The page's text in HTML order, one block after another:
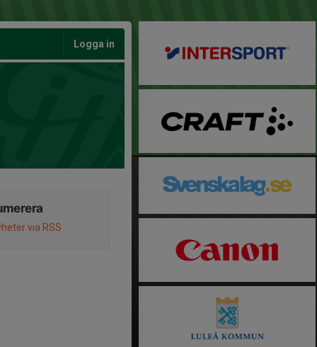
Logga in
via RSS